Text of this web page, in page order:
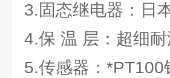
3.固态继电器：日
4.保 温 层：超细
5.传感器：*PT100